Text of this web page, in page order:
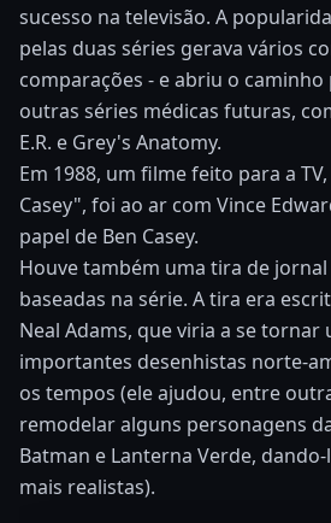
sucesso na televisão. A
pelas duas séries gerava vários
comparações - e abriu o caminho
outras séries médicas futuras,
E.R. e Grey's Anatomy.
Em 1988, um filme feito para a
Casey", foi ao ar com Vince
papel de Ben Casey.
Houve também uma tira de
baseadas na série. A tira era
Neal Adams, que viria a se tornar
importantes desenhistas norte-
os tempos (ele ajudou, entre
remodelar alguns personagens
Batman e Lanterna Verde,
mais realistas).